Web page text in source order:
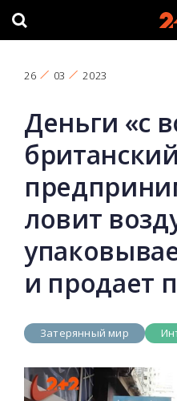
26 03 2023
Деньги «с
британский
ловит
и продает
Затерянный мир